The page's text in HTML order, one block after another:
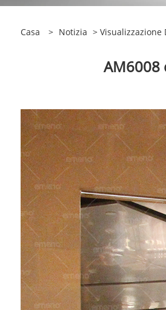
Casa > Notizia > Visualizzazione
AM6008